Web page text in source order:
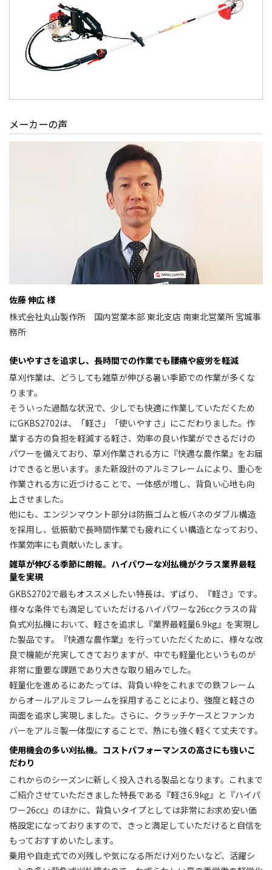
メーカーの声
佐藤 伸広 様
株式会社丸山製作所 国内営業本部 東北支店 南東北営業所 宮城事
務所
使いやすさを追求し、長時間での作業でも腰痛や疲労を軽減
草刈作業は、どうしても雑草が伸びる暑い季節での作業が多くな
ります。
そういった過酷な状況で、少しでも快適に作業していただくため
にGKBS2702は、「軽さ」「使いやすさ」にこだわりました。作
業する方の負担を軽減する軽さ、効率の良い作業ができるだけの
パワーを備えており、草刈作業される方に『快適な農作業』をお届
けできると思います。また新設計のアルミフレームにより、重心を
作業される方に近づけることで、一体感が増し、背負い心地も向
上させました。
他にも、エンジンマウント部分は防振ゴムと板バネのダブル構造
を採用し、低振動で長時間作業でも疲れにくい構造となっており、
作業効率にも貢献いたします。
雑草が伸びる季節に朗報。ハイパワーな刈払機がクラス業界最軽
量を実現
GKBS2702で最もオススメしたい特長は、ずばり、『軽さ』です。
様々な条件でも満足していただけるハイパワーな26ccクラスの背
負式刈払機において、軽さを追求し『業界最軽量6.9kg』を実現し
た製品です。『快適な農作業』を行っていただくために、様々な改
良で機能が充実してきておりますが、中でも軽量化というものが
非常に重要な課題であり大きな取り組みでした。
軽量化を進めるにあたっては、背負い枠をこれまでの鉄フレーム
からオールアルミフレームを採用することにより、強度と軽さの
両面を追求し実現しました。さらに、クラッチケースとファンカ
バーをアルミ製一体型にすることで、熱にも強く軽くて丈夫です。
使用機会の多い刈払機。コストパフォーマンスの高さにも強いこ
だわり
これからのシーズンに新しく投入される製品となります。これまで
ご紹介させていただきました特長である『軽さ6.9kg』と『ハイパ
ワー26cc』のほかに、背負いタイプとしては非常にお求め安い価
格設定になっておりますので、きっと満足していただけると自信を
もっておすすめいたします。
乗用や自走式での刈残しや気になる所だけ刈りたいなど、活躍シ